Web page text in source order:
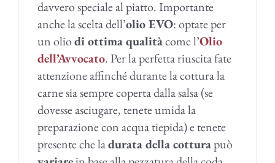
davvero speciale al piatto. Importante
anche la scelta dell’olio EVO: optate per
un oliodi ottima qualitàcome l’Olio
dell’Avvocato. Per la perfetta riuscita fate
attenzione affinché durante la cottura la
carne sia sempre coperta dalla salsa (se
dovesse asciugare, tenete umida la
preparazione con acqua tiepida) e tenete
presente che ladurata della cotturapuò